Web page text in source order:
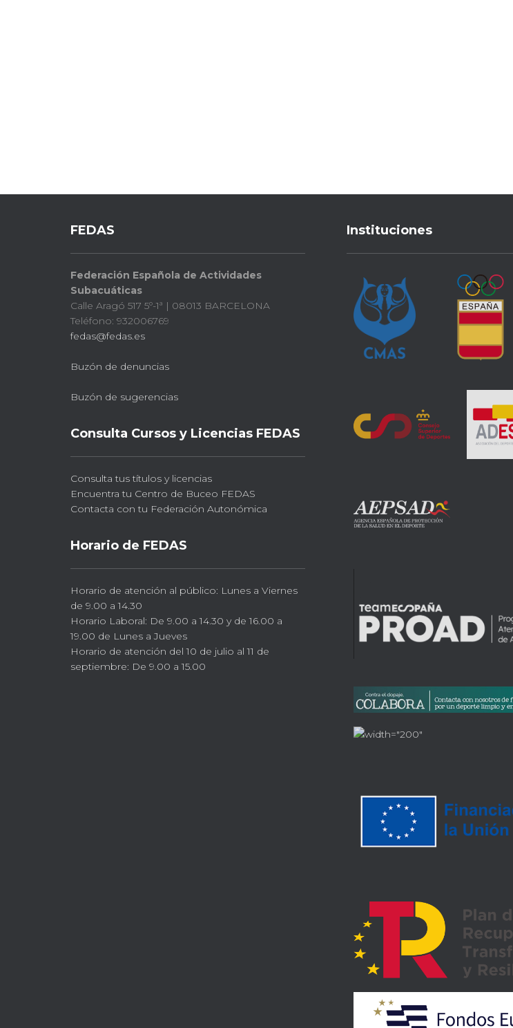
FEDAS
Federación Española de Actividades
Subacuáticas
Calle Aragó 517 5º-1ª | 08013 BARCELONA
Teléfono: 932006769
fedas@fedas.es
Buzón de denuncias
Buzón de sugerencias
Consulta Cursos y Licencias FEDAS
Consulta tus títulos y licencias
Encuentra tu Centro de Buceo FEDAS
Contacta con tu Federación Autonómica
Horario de FEDAS
Horario de atención al público: Lunes a Viernes
de 9.00 a 14.30
Horario Laboral: De 9.00 a 14.30 y de 16.00 a
19.00 de Lunes a Jueves
Horario de atención del 10 de julio al 11 de
septiembre: De 9.00 a 15.00
Instituciones